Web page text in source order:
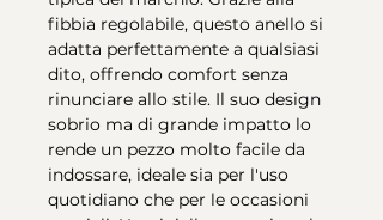
fibbia regolabile, questo anello si
adatta perfettamente a qualsiasi
dito, offrendo comfort senza
rinunciare allo stile. Il suo design
sobrio ma di grande impatto lo
rende un pezzo molto facile da
indossare, ideale sia per l'uso
quotidiano che per le occasioni